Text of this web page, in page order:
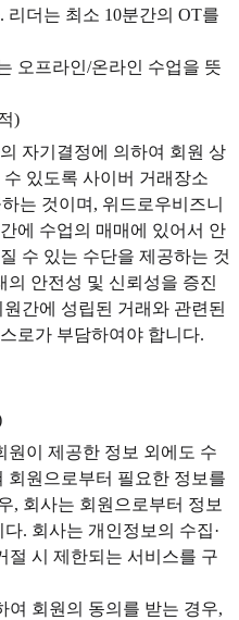
더는 최소 10분간의 OT를
오프라인/온라인 수업을 뜻
)
자기결정에 의하여 회원 상
있도록 사이버 거래장소
는 것이며, 위드로우비즈니
에 수업의 매매에 있어서 안
수 있는 수단을 제공하는 것
의 안전성 및 신뢰성을 증진
간에 성립된 거래와 관련된
로가 부담하여야 합니다.
원이 제공한 정보 외에도 수
회원으로부터 필요한 정보를
, 회사는 회원으로부터 정보
. 회사는 개인정보의 수집·
절 시 제한되는 서비스를 구
여 회원의 동의를 받는 경우,